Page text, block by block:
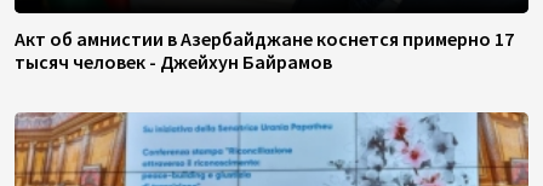
Акт об амнистии в Азербайджане коснется примерно 17
тысяч человек - Джейхун Байрамов